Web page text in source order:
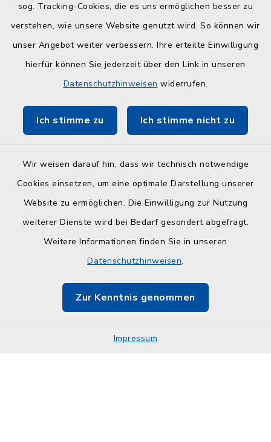
sog. Tracking-Cookies, die es uns ermöglichen besser zu
verstehen, wie unsere Website genutzt wird. So können wir
unser Angebot weiter verbessern. Ihre erteilte Einwilligung
hierfür können Sie jederzeit über den Link in unseren
Datenschutzhinweisen widerrufen.
Ich stimme zu Ich stimme nicht zu
Wir weisen darauf hin, dass wir technisch notwendige
Cookies einsetzen, um eine optimale Darstellung unserer
Website zu ermöglichen. Die Einwilligung zur Nutzung
weiterer Dienste wird bei Bedarf gesondert abgefragt.
Weitere Informationen finden Sie in unseren
Datenschutzhinweisen.
Zur Kenntnis genommen
Impressum
Serviceportal Schleswig-Holstein
ZuFiSH
Am Selent/Schlesen MapOne
Barrierefreiheit
Impressum
Sitemap